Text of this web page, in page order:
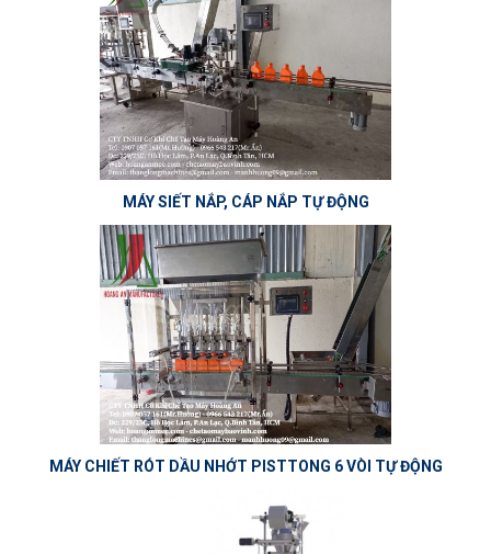
MÁY SIẾT NẮP, CÁP NẮP TỰ ĐỘNG
MÁY CHIẾT RÓT DẦU NHỚT PISTTONG 6 VÒI TỰ ĐỘNG